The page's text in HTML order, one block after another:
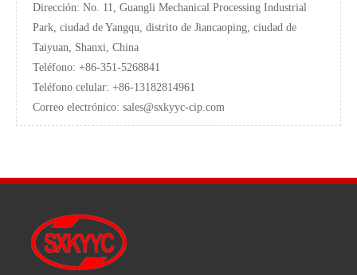
Dirección: No. 11, Guangli Mechanical Processing Industrial
Park, ciudad de Yangqu, distrito de Jiancaoping, ciudad de
Taiyuan, Shanxi, China
Teléfono: +86-351-5268841
Teléfono celular: +86-13182814961
Correo electrónico: sales@sxkyyc-cip.com